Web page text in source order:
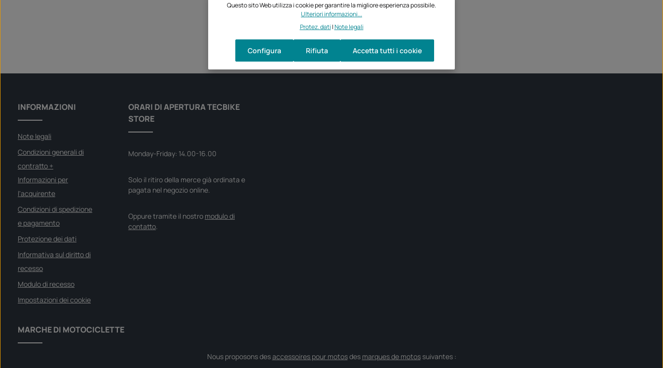
INFORMAZIONI
Note legali
Condizioni generali di
contratto +
Informazioni per
l'acquirente
Condizioni di spedizione
e pagamento
Protezione dei dati
Informativa sul diritto di
recesso
Modulo di recesso
Impostazioni dei cookie
ORARI DI APERTURA TECBIKE
STORE
Monday-Friday: 14.00-16.00
Solo il ritiro della merce già ordinata e
pagata nel negozio online.
Oppure tramite il nostro modulo di
contatto.
MARCHE DI MOTOCICLETTE
Nous proposons desaccessoires pour motosdes marques de motossuivantes :
Questo sito Web utilizza i cookie per garantire la migliore esperienza possibile.
Ulteriori informazioni...
Protez. dati |Note legali
Rifiuta
Configura Accetta tutti i cookie